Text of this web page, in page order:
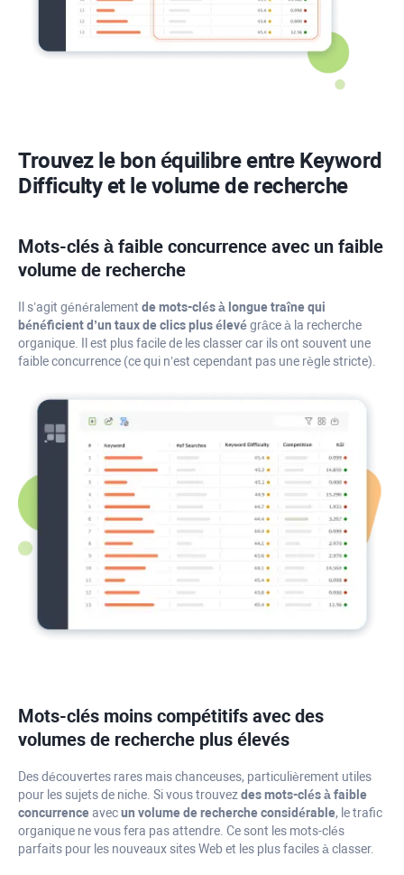
Trouvez le bon équilibre entre Keyword
Difficultyet le volume de recherche
Mots-clés à faible concurrence avec un faible
volume de recherche
Il s’agit généralement de mots-clés à longue traîne qui
bénéficient d’un taux de clics plus élevégrâce à la recherche
organique. Il est plus facile de les classer car ils ont souvent une
faible concurrence (ce qui n’est cependant pas une règle stricte).
Mots-clés moins compétitifs avec des
volumes de recherche plus élevés
Des découvertes rares mais chanceuses, particulièrement utiles
pour les sujets de niche. Si vous trouvezdes mots-clés à faible
concurrenceavecun volume de recherche considérable, le trafic
organique ne vous fera pas attendre. Ce sont les mots-clés
parfaits pour les nouveaux sites Web et les plus faciles à classer.